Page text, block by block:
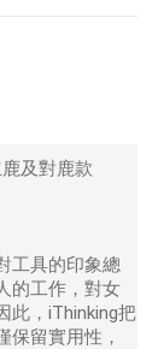
及對鹿款
工具的印象總
的工作，對女
此，iThinking把
保留實用性，